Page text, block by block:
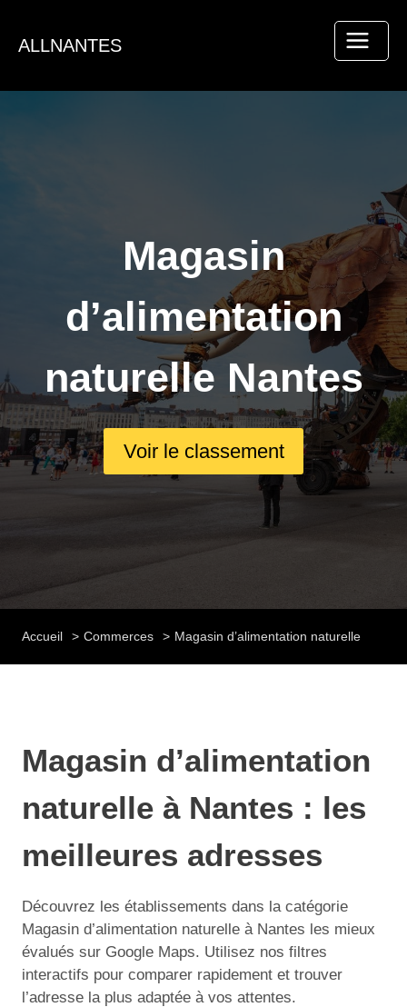
contenu
ALLNANTES
Magasin
d’alimentation
naturelle Nantes
Voir le classement
Accueil Commerces Magasin d’alimentation naturelle
Magasin d’alimentation
naturelle à Nantes : les
meilleures adresses
Découvrez les établissements dans la catégorie
Magasin d’alimentation naturelle à Nantes les mieux
évalués sur Google Maps. Utilisez nos filtres
interactifs pour comparer rapidement et trouver
l’adresse la plus adaptée à vos attentes.